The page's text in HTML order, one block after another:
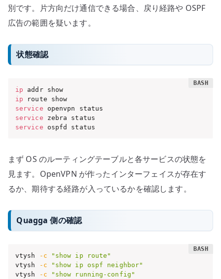
別です。片方向だけ通信できる場合、戻り経路や OSPF
広告の範囲を疑います。
状態確認
ip
ip
service
service
service ospfd status
まず OS のルーティングテーブルと各サービスの状態を
見ます。OpenVPN が作ったインターフェイスが存在す
るか、期待する経路が入っているかを確認します。
Quagga 側の確認
vtysh -c
"show ip route"
vtysh
-c
"show ip ospf neighbor"
vtysh
-c "show running-config"